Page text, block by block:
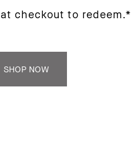
at checkout to redeem.*
SHOP NOW